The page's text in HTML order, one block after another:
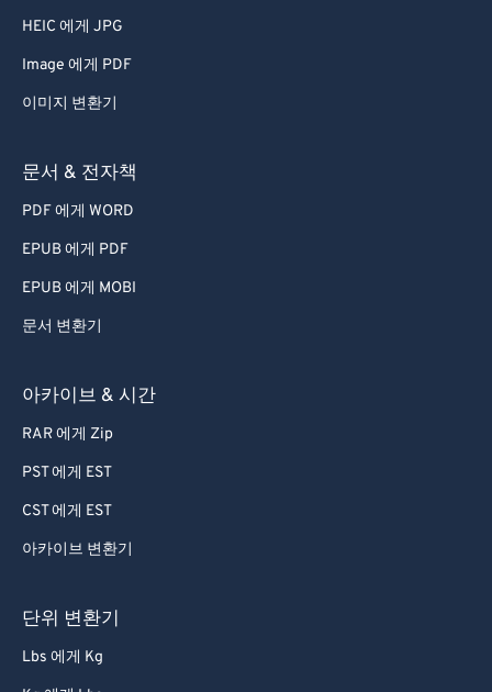
HEIC 에게 JPG
Image 에게 PDF
이미지 변환기
문서 & 전자책
PDF 에게 WORD
EPUB 에게 PDF
EPUB 에게 MOBI
문서 변환기
아카이브 & 시간
RAR 에게 Zip
PST 에게 EST
CST 에게 EST
아카이브 변환기
단위 변환기
Lbs 에게 Kg